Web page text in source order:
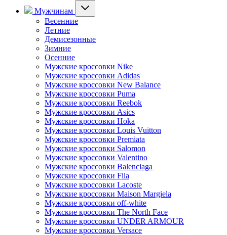
Мужчинам
Весенние
Летние
Демисезонные
Зимние
Осенние
Мужские кроссовки Nike
Мужские кроссовки Adidas
Мужские кроссовки New Balance
Мужские кроссовки Puma
Мужские кроссовки Reebok
Мужские кроссовки Asics
Мужские кроссовки Hoka
Мужские кроссовки Louis Vuitton
Мужские кроссовки Premiata
Мужские кроссовки Salomon
Мужские кроссовки Valentino
Мужские кроссовки Balenciaga
Мужские кроссовки Fila
Мужские кроссовки Lacoste
Мужские кроссовки Maison Margiela
Мужские кроссовки off-white
Мужские кроссовки The North Face
Мужские кроссовки UNDER ARMOUR
Мужские кроссовки Versace